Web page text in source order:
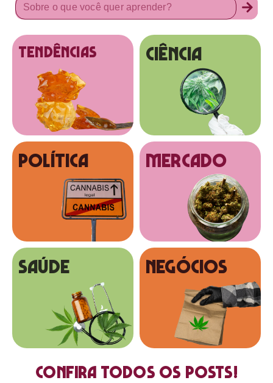
tendências Ciência
Política MERCADO
SAÚDE NEGÓCIOS
Confira todos os posts!